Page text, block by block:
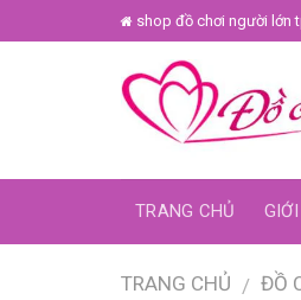
to
shop đồ chơi người lớn
TRANG CHỦ
TRANG CHỦ / ĐỒ